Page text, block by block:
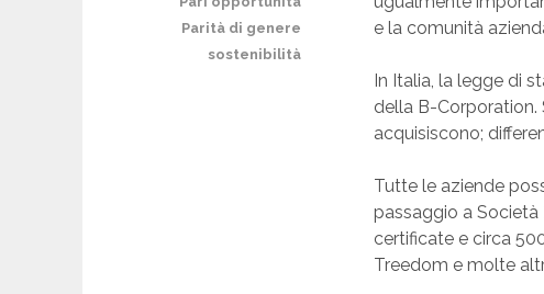
e la comunità
In Italia, la legge di
della B-Corporation.
acquisiscono;
Tutte le aziende
passaggio a Società
certificate e circa
Treedom e molte
Parità di genere
sostenibilità